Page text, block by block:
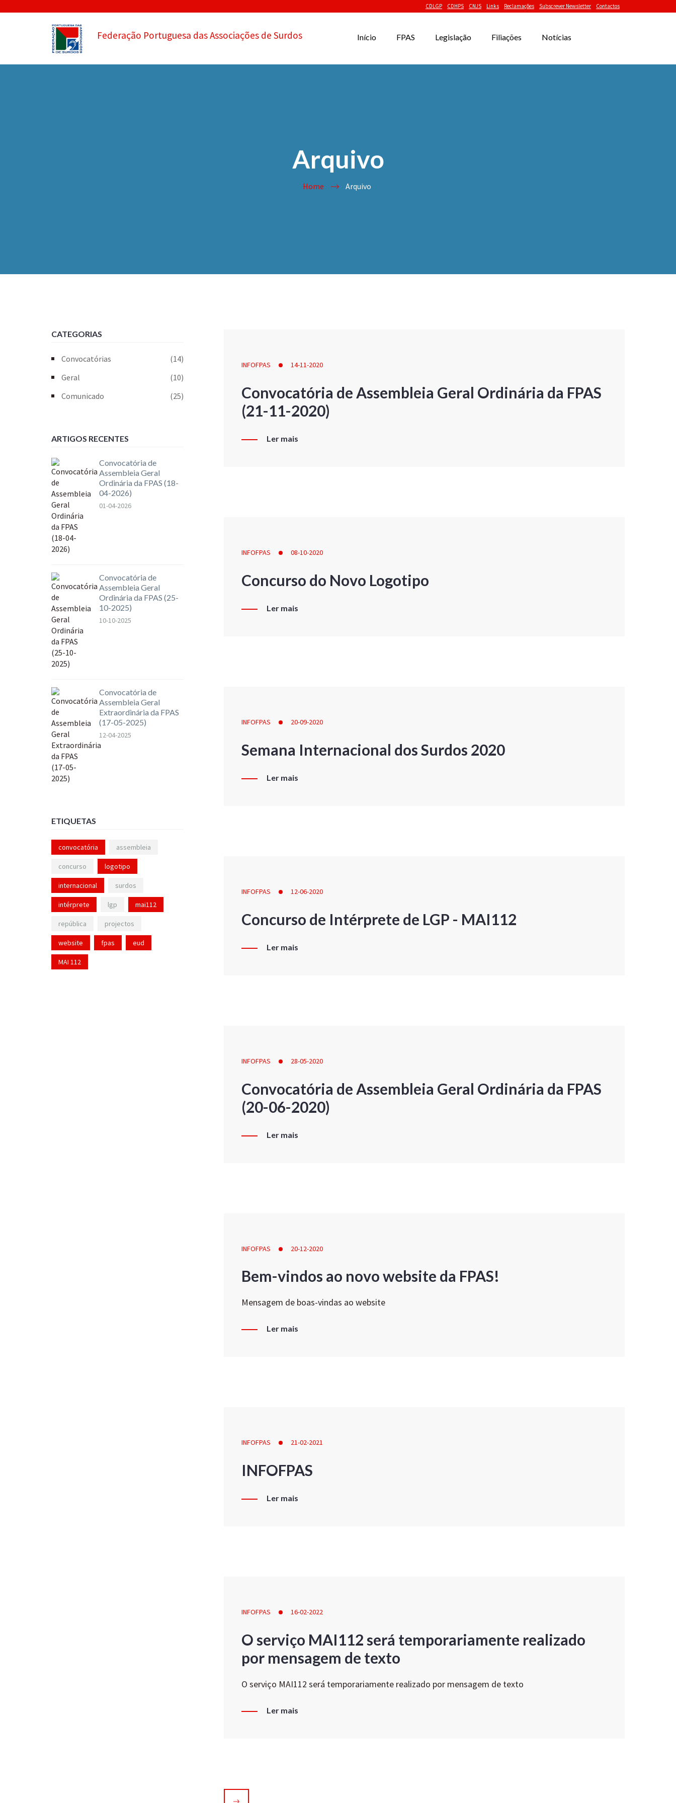
CDLGP CDHPS CNJS Links Reclamações Subscrever Newsletter Contactos
Federação Portuguesa das Associações de Surdos Início FPAS Legislação Filiações Notícias
Arquivo
Home Arquivo
INFOFPAS 14-11-2020
Convocatória de Assembleia Geral Ordinária da FPAS
(21-11-2020)
Ler mais
INFOFPAS 08-10-2020
Concurso do Novo Logotipo
Ler mais
INFOFPAS 20-09-2020
Semana Internacional dos Surdos 2020
Ler mais
INFOFPAS 12-06-2020
Concurso de Intérprete de LGP - MAI112
Ler mais
INFOFPAS 28-05-2020
Convocatória de Assembleia Geral Ordinária da FPAS
(20-06-2020)
Ler mais
INFOFPAS 20-12-2020
Bem-vindos ao novo website da FPAS!
Mensagem de boas-vindas ao website
Ler mais
INFOFPAS 21-02-2021
INFOFPAS
Ler mais
INFOFPAS 16-02-2022
O serviço MAI112 será temporariamente realizado
por mensagem de texto
O serviço MAI112 será temporariamente realizado por mensagem de texto
Ler mais
CATEGORIAS
Convocatórias
(14)
Geral
(10)
Comunicado
(25)
ARTIGOS RECENTES
Convocatória de
Assembleia Geral
Ordinária da FPAS (18-
04-2026)
01-04-2026
Convocatória de
Assembleia Geral
Ordinária da FPAS (25-
10-2025)
10-10-2025
Convocatória de
Assembleia Geral
Extraordinária da FPAS
(17-05-2025)
12-04-2025
ETIQUETAS
convocatória assembleia
concurso logotipo
internacional surdos
intérprete lgp mai112
república projectos
website fpas eud
MAI 112